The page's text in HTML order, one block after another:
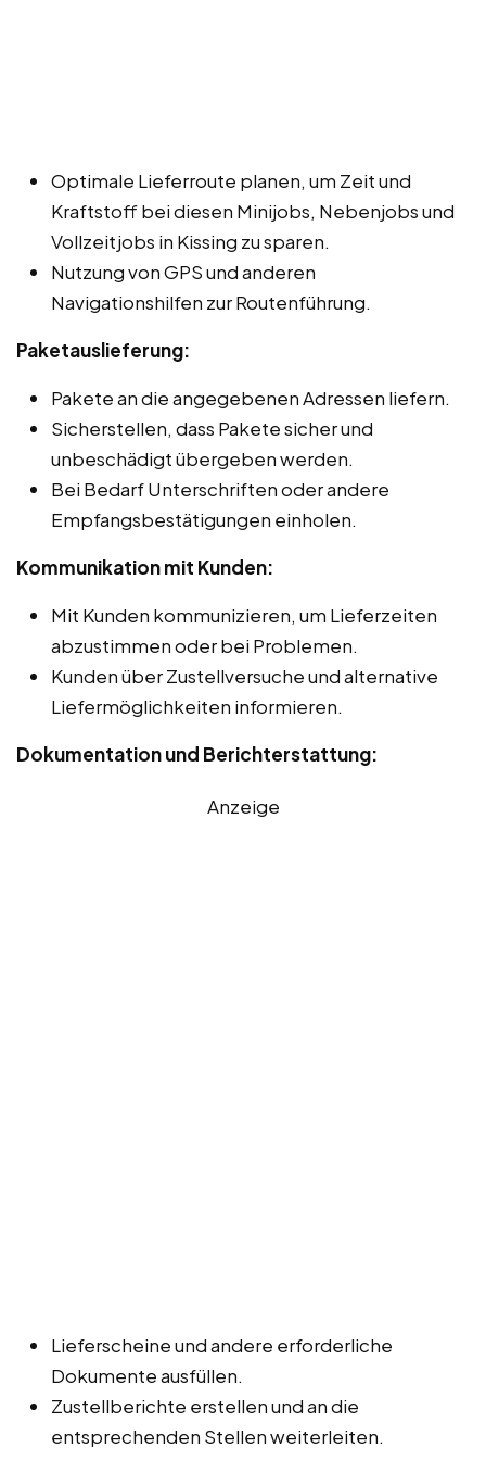
Optimale Lieferroute planen, um Zeit und
Kraftstoff bei diesen Minijobs, Nebenjobs und
Vollzeitjobs in Kissing zu sparen.
Nutzung von GPS und anderen
Navigationshilfen zur Routenführung.
Paketauslieferung:
Pakete an die angegebenen Adressen liefern.
Sicherstellen, dass Pakete sicher und
unbeschädigt übergeben werden.
Bei Bedarf Unterschriften oder andere
Empfangsbestätigungen einholen.
Kommunikation mit Kunden:
Mit Kunden kommunizieren, um Lieferzeiten
abzustimmen oder bei Problemen.
Kunden über Zustellversuche und alternative
Liefermöglichkeiten informieren.
Dokumentation und Berichterstattung:
Anzeige
Lieferscheine und andere erforderliche
Dokumente ausfüllen.
Zustellberichte erstellen und an die
entsprechenden Stellen weiterleiten.